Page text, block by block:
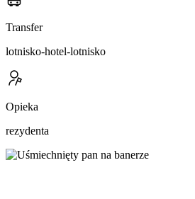
Transfer
lotnisko-hotel-lotnisko
Opieka
rezydenta